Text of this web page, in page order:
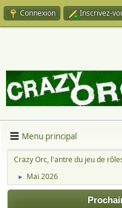
Connexion Inscrivez-
Menu principal
Crazy Orc, l'antre du jeu de
► Mai 2026